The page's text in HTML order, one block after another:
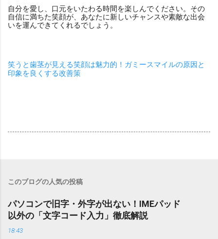
自分を愛し、口元をいたわる時間を楽しんでください。その
自信に満ちた笑顔が、あなたに新しいチャンスや素敵な出会
いを運んできてくれるでしょう。
笑うと歯茎が見える笑顔は魅力的！ガミースマイルの原因と
印象を良くする改善策
このブログの人気の投稿
パソコンで旧字・外字が出ない！IMEパッド
以外の「文字コード入力」徹底解説
18:43